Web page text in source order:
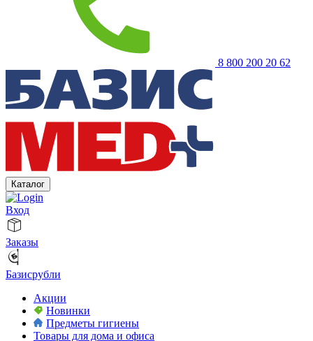
8 800 200 20 62
Каталог
Вход
Заказы
Базисрубли
Акции
Новинки
Предметы гигиены
Товары для дома и офиса